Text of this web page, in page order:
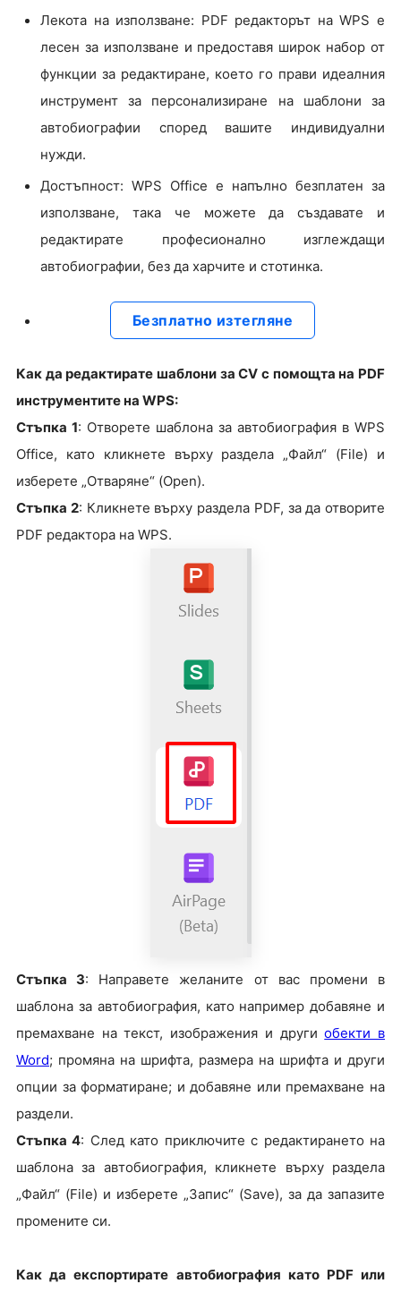
Лекота на използване: PDF редакторът на WPS е
лесен за използване и предоставя широк набор от
функции за редактиране, което го прави идеалния
инструмент за персонализиране на шаблони за
автобиографии според вашите индивидуални
нужди.
Достъпност: WPS Office е напълно безплатен за
използване, така че можете да създавате и
редактирате професионално изглеждащи
автобиографии, без да харчите и стотинка.
Безплатно изтегляне
Как да редактирате шаблони за CV с помощта на PDF
инструментите на WPS:
Стъпка 1: Отворете шаблона за автобиография в WPS
Office, като кликнете върху раздела „Файл“ (File) и
изберете „Отваряне“ (Open).
Стъпка 2: Кликнете върху раздела PDF, за да отворите
PDF редактора на WPS.
Стъпка 3: Направете желаните от вас промени в
шаблона за автобиография, като например добавяне и
премахване на текст, изображения и другиобекти в
Word; промяна на шрифта, размера на шрифта и други
опции за форматиране; и добавяне или премахване на
раздели.
Стъпка 4: След като приключите с редактирането на
шаблона за автобиография, кликнете върху раздела
„Файл“ (File) и изберете „Запис“ (Save), за да запазите
промените си.
Как да експортирате автобиография като PDF или